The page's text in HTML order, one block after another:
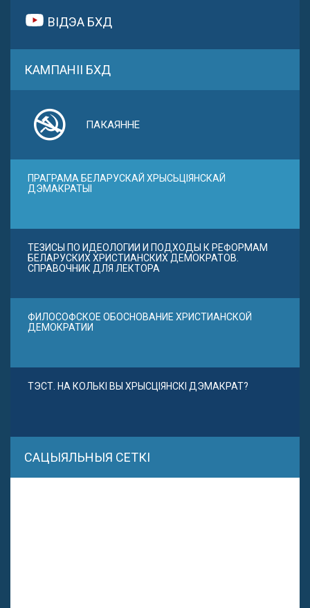
ВІДЭА БХД
КАМПАНІІ БХД
ПАКАЯННЕ
ПРАГРАМА БЕЛАРУСКАЙ ХРЫСЬЦІЯНСКАЙ
ДЭМАКРАТЫІ
ТЕЗИСЫ ПО ИДЕОЛОГИИ И ПОДХОДЫ К РЕФОРМАМ
БЕЛАРУСКИХ ХРИСТИАНСКИХ ДЕМОКРАТОВ.
СПРАВОЧНИК ДЛЯ ЛЕКТОРА
ФИЛОСОФСКОЕ ОБОСНОВАНИЕ ХРИСТИАНСКОЙ
ДЕМОКРАТИИ
ТЭСТ. НА КОЛЬКІ ВЫ ХРЫСЦІЯНСКІ ДЭМАКРАТ?
САЦЫЯЛЬНЫЯ СЕТКІ